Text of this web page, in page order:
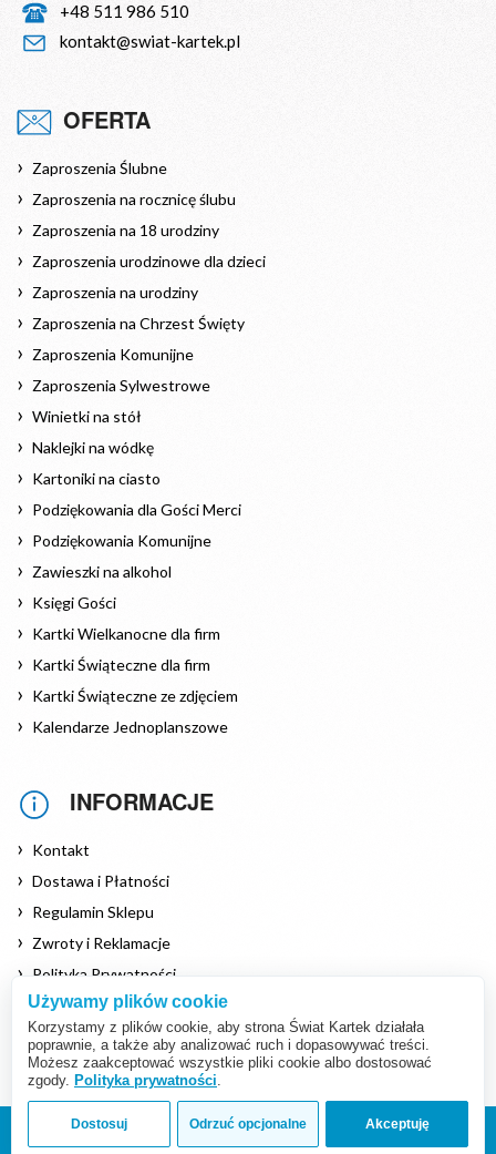
+48 511 986 510
kontakt@swiat-kartek.pl
OFERTA
Zaproszenia Ślubne
Zaproszenia na rocznicę ślubu
Zaproszenia na 18 urodziny
Zaproszenia urodzinowe dla dzieci
Zaproszenia na urodziny
Zaproszenia na Chrzest Święty
Zaproszenia Komunijne
Zaproszenia Sylwestrowe
Winietki na stół
Naklejki na wódkę
Kartoniki na ciasto
Podziękowania dla Gości Merci
Podziękowania Komunijne
Zawieszki na alkohol
Księgi Gości
Kartki Wielkanocne dla firm
Kartki Świąteczne dla firm
Kartki Świąteczne ze zdjęciem
Kalendarze Jednoplanszowe
INFORMACJE
Kontakt
Dostawa i Płatności
Regulamin Sklepu
Zwroty i Reklamacje
Polityka Prywatności
Polityka Cookies
Używamy plików cookie
Korzystamy z plików cookie, aby strona Świat Kartek działała
poprawnie, a także aby analizować ruch i dopasowywać treści.
Możesz zaakceptować wszystkie pliki cookie albo dostosować
zgody. Polityka prywatności.
Dostosuj Odrzuć opcjonalne Akceptuję